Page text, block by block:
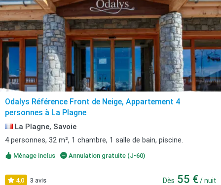
Odalys Référence Front de Neige, Appartement 4
personnes à La Plagne
La Plagne, Savoie
4 personnes, 32 m², 1 chambre, 1 salle de bain, piscine.
Ménage inclus Annulation gratuite (J-60)
4,0 3 avis Dès 55 € / nuit